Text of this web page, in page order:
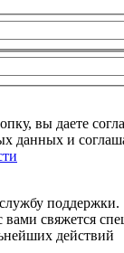
вы даете
данных и
поддержки.
свяжется
действий